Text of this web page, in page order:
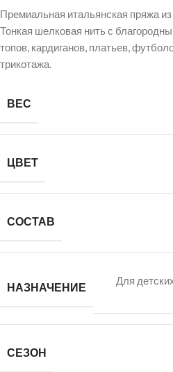
Премиальная итальянская пряжа
Тонкая шелковая нить с
топов, кардиганов, платьев,
трикотажа.
ВЕС
ЦВЕТ
СОСТАВ
НАЗНАЧЕНИЕ Для
СЕЗОН